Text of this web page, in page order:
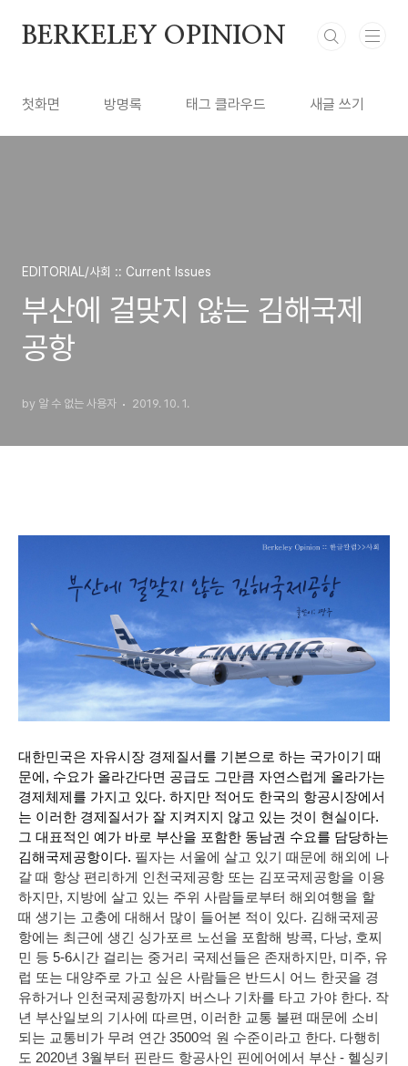
BERKELEY OPINION
첫화면 방명록 태그 클라우드 새글 쓰기
EDITORIAL/사회 :: Current Issues
부산에 걸맞지 않는 김해국제
공항
by 알 수 없는 사용자 2019. 10. 1.
대한민국은 자유시장 경제질서를 기본으로 하는 국가이기 때
문에, 수요가 올라간다면 공급도 그만큼 자연스럽게 올라가는
경제체제를 가지고 있다. 하지만 적어도 한국의 항공시장에서
는 이러한 경제질서가 잘 지켜지지 않고 있는 것이 현실이다.
그 대표적인 예가 바로 부산을 포함한 동남권 수요를 담당하는
김해국제공항이다. 필자는 서울에 살고 있기 때문에 해외에 나
갈 때 항상 편리하게 인천국제공항 또는 김포국제공항을 이용
하지만, 지방에 살고 있는 주위 사람들로부터 해외여행을 할
때 생기는 고충에 대해서 많이 들어본 적이 있다. 김해국제공
항에는 최근에 생긴 싱가포르 노선을 포함해 방콕, 다낭, 호찌
민 등 5-6시간 걸리는 중거리 국제선들은 존재하지만, 미주, 유
럽 또는 대양주로 가고 싶은 사람들은 반드시 어느 한곳을 경
유하거나 인천국제공항까지 버스나 기차를 타고 가야 한다. 작
년 부산일보의 기사에 따르면, 이러한 교통 불편 때문에 소비
되는 교통비가 무려 연간 3500억 원 수준이라고 한다. 다행히
도 2020년 3월부터 핀란드 항공사인 핀에어에서 부산 - 헬싱키